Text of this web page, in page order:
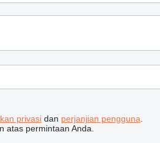
privasidan perjanjian pengguna
atas permintaan Anda.